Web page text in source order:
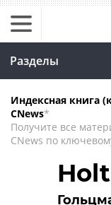
Разделы
Индексная книга
CNews*
Получите все
CNews по